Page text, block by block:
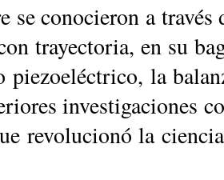
se co­no­cie­ron a
tra­yec­to­ria, en su
pie­zoe­léc­tri­co, la
re­vo­lu­cio­nó la